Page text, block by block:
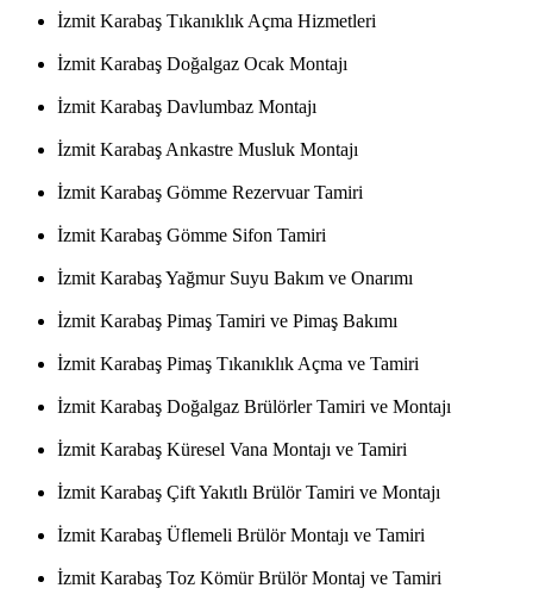
İzmit Karabaş Tıkanıklık Açma Hizmetleri
İzmit Karabaş Doğalgaz Ocak Montajı
İzmit Karabaş Davlumbaz Montajı
İzmit Karabaş Ankastre Musluk Montajı
İzmit Karabaş Gömme Rezervuar Tamiri
İzmit Karabaş Gömme Sifon Tamiri
İzmit Karabaş Yağmur Suyu Bakım ve Onarımı
İzmit Karabaş Pimaş Tamiri ve Pimaş Bakımı
İzmit Karabaş Pimaş Tıkanıklık Açma ve Tamiri
İzmit Karabaş Doğalgaz Brülörler Tamiri ve Montajı
İzmit Karabaş Küresel Vana Montajı ve Tamiri
İzmit Karabaş Çift Yakıtlı Brülör Tamiri ve Montajı
İzmit Karabaş Üflemeli Brülör Montajı ve Tamiri
İzmit Karabaş Toz Kömür Brülör Montaj ve Tamiri